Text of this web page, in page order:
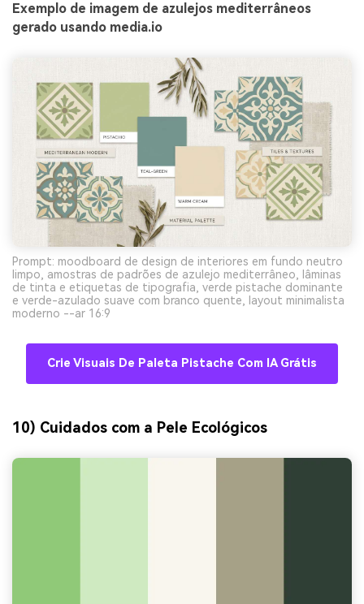
Exemplo de imagem de azulejos mediterrâneos
gerado usando media.io
Prompt: moodboard de design de interiores em fundo neutro
limpo, amostras de padrões de azulejo mediterrâneo, lâminas
de tinta e etiquetas de tipografia, verde pistache dominante
e verde-azulado suave com branco quente, layout minimalista
moderno --ar 16:9
Crie Visuais De Paleta Pistache Com IA Grátis
10) Cuidados com a Pele Ecológicos